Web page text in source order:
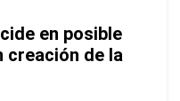
en posible
creación de la